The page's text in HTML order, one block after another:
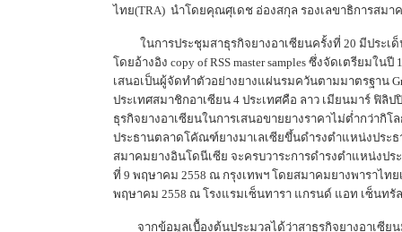
ไทย(TRA) นำโดยคุณศุเดช อ่องสกุล รองเลขาธิการสม
ในการประชุมสาธุรกิจยางอาเซียนครั้งที่ 20 มีประเด็
โดยอ้างอิง copy of RSS master samples ซึ่งจัดเตรียม
เสนอเป็นผู้จัดทำตัวอย่างยางแผ่นรมควันตามมาตรฐาน
ประเทศสมาชิกอาเซียน 4 ประเทศคือ ลาว เมียนมาร์ ฟิลิ
ธุรกิจยางอาเซียนในการเสนอขายยางราคาไม่ต่ำกว่ากิ
ประธานตลาดโคัณฑ์ยางมาเลเซียขึ้นดำรงตำแหน่งประธา
สมาคมยางอินโดนีเซีย จะครบวาระการดำรงตำแหน่งปร
ที่ 9 พฤษาคม 2558 ณ กรุงเทพฯ โดยสมาคมยางพาราไท
พฤษาคม 2558 ณ โรงแรมเซ็นทารา แกรนด์ แอท เซ็นทรั
จากข้อมูลเบื้องต้นประมวลได้ว่าสาธุรกิจยางอาเซียน